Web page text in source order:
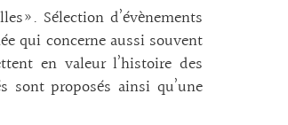
Sélection d’évènements
qui concerne aussi souvent
en valeur l’histoire des
sont proposés ainsi qu’une